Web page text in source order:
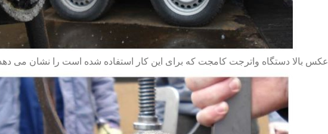
عکس بالا دستگاه واترجت کامجت که برای این کار استفاده شده است را نشان می